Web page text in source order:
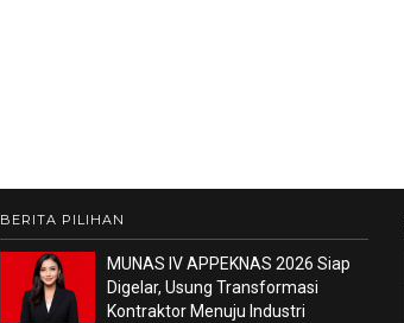
BERITA PILIHAN
MUNAS IV APPEKNAS 2026 Siap
Digelar, Usung Transformasi
Kontraktor Menuju Industri